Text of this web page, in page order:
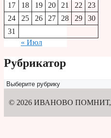
17
18 19 20 21 22
23
24
25 26 27 28 29
30
31
« Июл
Рубрикатор
Рубрикатор
© 2026 ИВАНОВО ПОМНИТ,